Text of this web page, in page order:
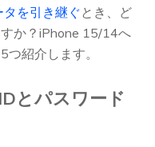
を引き継ぐ とき、ど
か？iPhone 15/14へ
つ紹介します。
とパスワード